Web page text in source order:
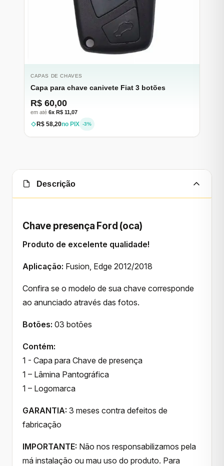
CAPAS DE CHAVES
Capa para chave canivete Fiat 3 botões
R$ 60,00
em até 6x R$ 11,07
R$ 58,20no PIX -3%
Descrição
Chave presença Ford (oca)
Produto de excelente qualidade!
Aplicação: Fusion, Edge 2012/2018
Confira se o modelo de sua chave corresponde
ao anunciado através das fotos.
Botões: 03 botões
Contém:
1 - Capa para Chave de presença
1 – Lâmina Pantográfica
1 – Logomarca
GARANTIA: 3 meses contra defeitos de
fabricação
IMPORTANTE: Não nos responsabilizamos pela
má instalação ou mau uso do produto. Para